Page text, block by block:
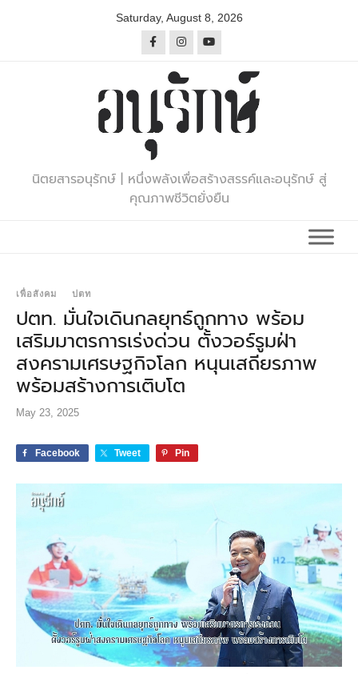
Saturday, August 8, 2026
นิตยสารอนุรักษ์ | หนึ่งพลังเพื่อสร้างสรรค์และอนุรักษ์ สู่
คุณภาพชีวิตยั่งยืน
เพื่อสังคม ปตท
ปตท. มั่นใจเดินกลยุทธ์ถูกทาง พร้อม
เสริมมาตรการเร่งด่วน ตั้งวอร์รูมฝ่า
สงครามเศรษฐกิจโลก หนุนเสถียรภาพ
พร้อมสร้างการเติบโต
May 23, 2025
Facebook Tweet Pin